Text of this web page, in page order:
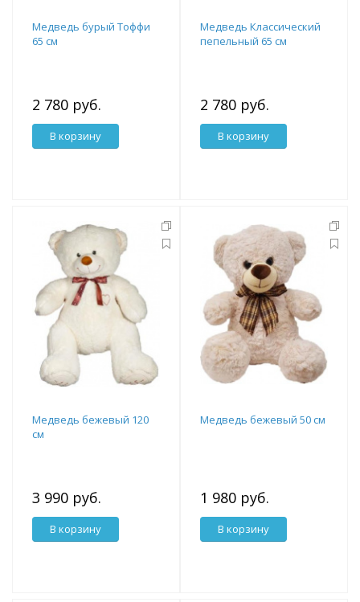
Медведь бурый Тоффи
65 см
2 780 руб.
В корзину
Медведь Классический
пепельный 65 см
2 780 руб.
В корзину
Медведь бежевый 120
см
3 990 руб.
В корзину
Медведь бежевый 50 см
1 980 руб.
В корзину